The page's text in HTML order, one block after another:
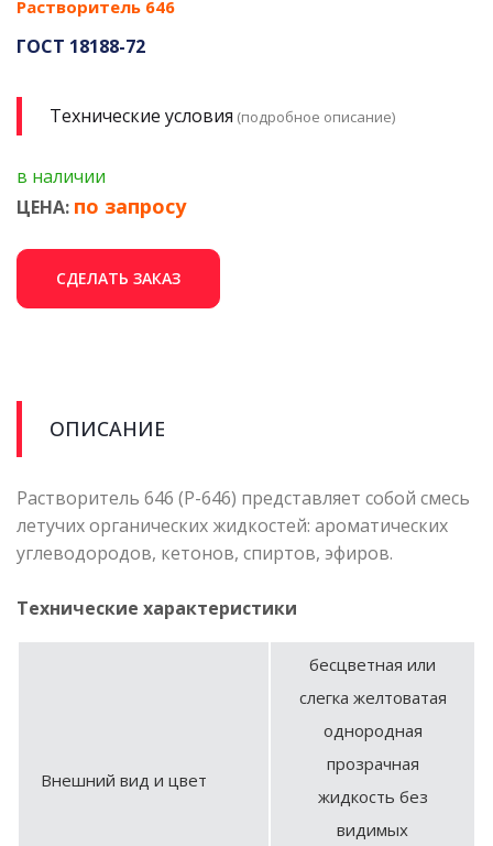
Растворитель 646
ГОСТ 18188-72
Технические условия (подробное описание)
в наличии
ЦЕНА: по запросу
СДЕЛАТЬ ЗАКАЗ
ОПИСАНИЕ
Растворитель 646 (Р-646) представляет собой смесь
летучих органических жидкостей: ароматических
углеводородов, кетонов, спиртов, эфиров.
Технические характеристики
Внешний вид и цвет
бесцветная или
слегка желтоватая
однородная
прозрачная
жидкость без
видимых